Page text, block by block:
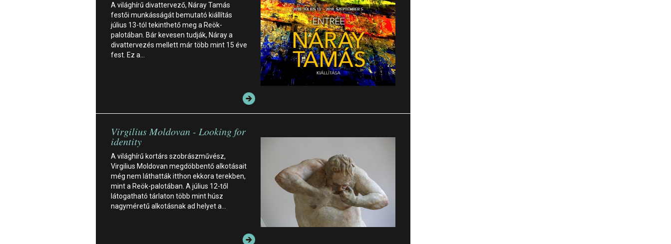
A világhírű divattervező, Náray Tamás
festői munkásságát bemutató kiállítás
július 13-tól tekinthető meg a Reök-
palotában. Bár kevesen tudják, Náray a
divattervezés mellett már több mint 15 éve
fest. Ez a…
Virgilius Moldovan - Looking for
identity
A világhírű kortárs szobrászművész,
Virgilius Moldovan megdöbbentő alkotásait
még nem láthatták itthon ekkora terekben,
mint a Reök-palotában. A július 12-től
látogatható tárlaton több mint húsz
nagyméretű alkotásnak ad helyet a…